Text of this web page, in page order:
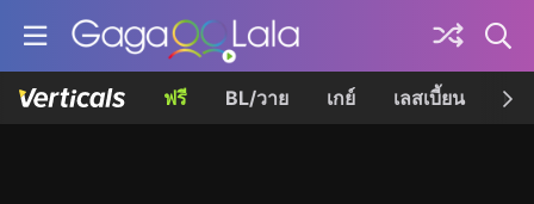
ฟรี BL/วาย เกย์ เลสเบี้ยน เค